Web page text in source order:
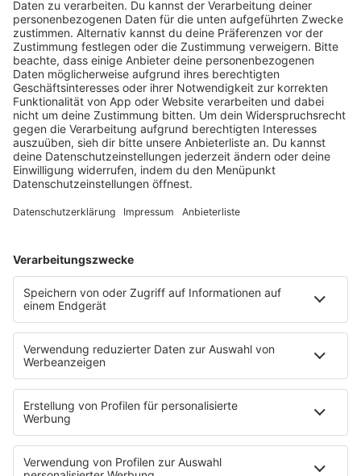
HOME
RADIOS
barba radio
Lagerfeuer
Füße hoch
Schmusekatze
Song Contest
Mädelsabend
Ich hasse Sport
Sonntag Morgen
Strandbar
Putzfimmel
Deutschpop
Deutsche Liebeslieder
PODCASTS
Mit den Waffeln einer Frau
Frühstück bei Barbara
Brave & One